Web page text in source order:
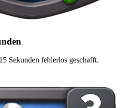
Sekunden fehlerlos geschafft.